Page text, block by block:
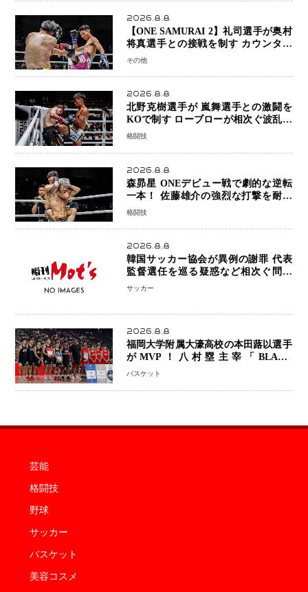
2026.8.8
【ONE SAMURAI 2】礼司選手が奥村
将真選手との接戦を制す カウンター
と正確な打撃で判定勝利
その他
2026.8.8
北野克樹選手が 嵐舞選手との激闘を
KOで制す ローブローが相次ぐ波乱の
展開…涙の勝利「生まれてくる娘のた
格闘技
2026.8.8
森昴星 ONEデビュー戦で劇的な逆転
一本！ 佐藤雄介の強烈な打撃を耐え
抜き、リアネイキッドチョークで勝利
格闘技
2026.8.8
韓国サッカー協会が異例の謝罪 代表
監督選任を巡る疑惑など相次ぐ問題
「組織の刷新」誓う
サッカー
2026.8.8
福岡大学附属大濠高校の本田蕗以選手
がMVP！八村塁主宰「BLACK
SAMURAI SUMMIT 2026」で存在
なった」
バスケット
芸能
格闘技
野球
サッカー
バスケット
美容コスメ